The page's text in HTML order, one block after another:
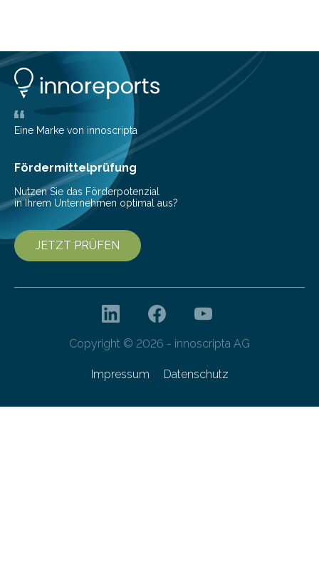
Eine Marke von innoscripta
Fördermittelprüfung
Nutzen Sie das Förderpotenzial
in Ihrem Unternehmen optimal aus?
JETZT PRÜFEN
Copyright © 2026 - innoscripta AG
Impressum Datenschutz